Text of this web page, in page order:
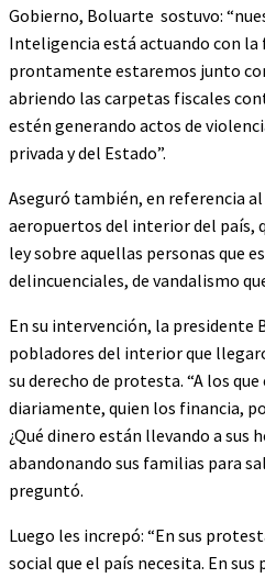
Gobierno, Boluarte sostuvo:
Inteligencia está actuando con la
prontamente estaremos junto
abriendo las carpetas fiscales
estén generando actos de
privada y del Estado”.
Aseguró también, en referencia
aeropuertos del interior del país,
ley sobre aquellas personas que
delincuenciales, de vandalismo
En su intervención, la presidente
pobladores del interior que
su derecho de protesta. “A los
diariamente, quien los financia,
¿Qué dinero están llevando a sus
abandonando sus familias para
preguntó.
Luego les increpó: “En sus
social que el país necesita. En